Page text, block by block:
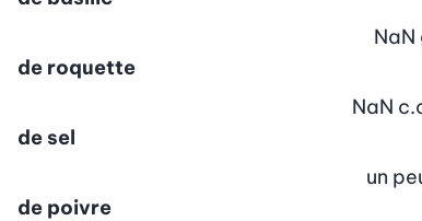
de roquette
NaN
de sel
NaN
de poivre
un